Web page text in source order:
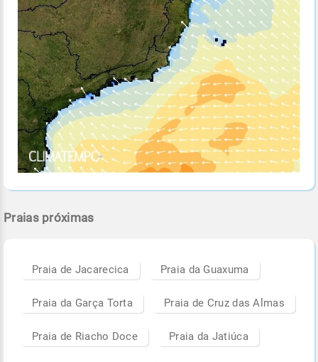
Praias próximas
Praia de Jacarecica Praia da Guaxuma
Praia da Garça Torta Praia de Cruz das Almas
Praia de Riacho Doce Praia da Jatiúca